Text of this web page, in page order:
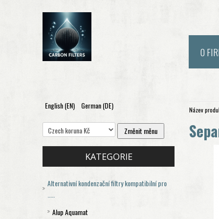
O
English (EN) German (DE)
KATEGORIE
Alternativní kondenzační filtry kompatibilní pro
.....
Alup Aquamat
Název